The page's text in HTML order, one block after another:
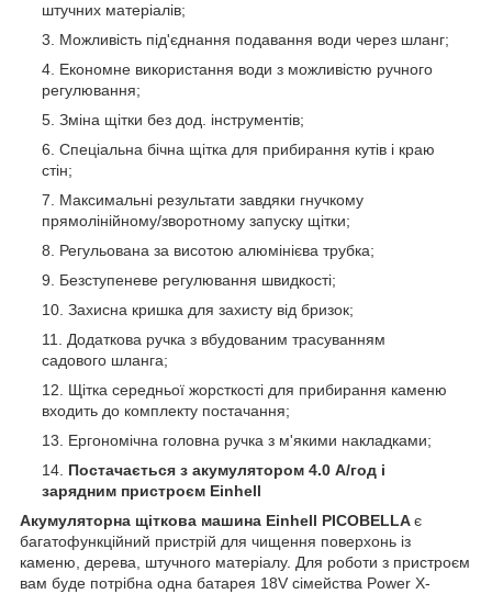
штучних матеріалів;
Можливість під'єднання подавання води через шланг;
Економне використання води з можливістю ручного
регулювання;
Зміна щітки без дод. інструментів;
Спеціальна бічна щітка для прибирання кутів і краю
стін;
Максимальні результати завдяки гнучкому
прямолінійному/зворотному запуску щітки;
Регульована за висотою алюмінієва трубка;
Безступеневе регулювання швидкості;
Захисна кришка для захисту від бризок;
Додаткова ручка з вбудованим трасуванням
садового шланга;
Щітка середньої жорсткості для прибирання каменю
входить до комплекту постачання;
Ергономічна головна ручка з м'якими накладками;
Постачається з акумулятором 4.0 А/год і
зарядним пристроєм Einhell
Акумуляторна щіткова машина Einhell PICOBELLAє
багатофункційний пристрій для чищення поверхонь із
каменю, дерева, штучного матеріалу. Для роботи з пристроєм
вам буде потрібна одна батарея 18V сімейства Power X-